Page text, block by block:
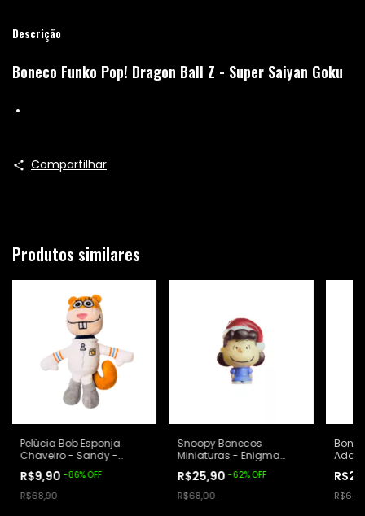
Descrição
Boneco Funko Pop! Dragon Ball Z - Super Saiyan Goku
Compartilhar
Produtos similares
Pelúcia Bob Esponja
Chaveiro - Sandy -
R$9,90-86%OFF
R$68,90
Snoopy Bonecos
Miniaturas - Enigma
R$25,90-62%OFF
R$68,00